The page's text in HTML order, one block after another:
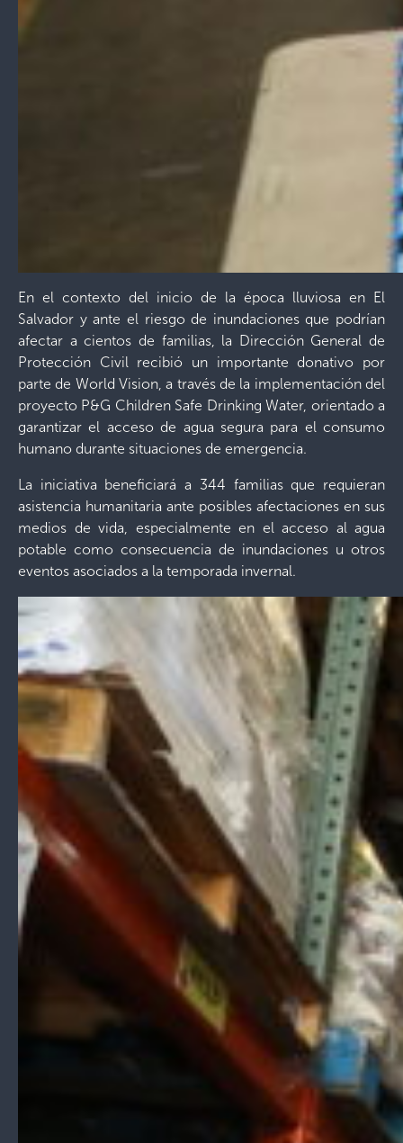
En el contexto del inicio de la época lluviosa en El
Salvador y ante el riesgo de inundaciones que podrían
afectar a cientos de familias, la Dirección General de
Protección Civil recibió un importante donativo por
parte de World Vision, a través de la implementación del
proyecto P&G Children Safe Drinking Water, orientado a
garantizar el acceso de agua segura para el consumo
humano durante situaciones de emergencia.
La iniciativa beneficiará a 344 familias que requieran
asistencia humanitaria ante posibles afectaciones en sus
medios de vida, especialmente en el acceso al agua
potable como consecuencia de inundaciones u otros
eventos asociados a la temporada invernal.